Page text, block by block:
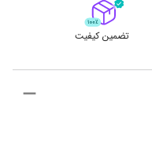
تضمین کیفیت